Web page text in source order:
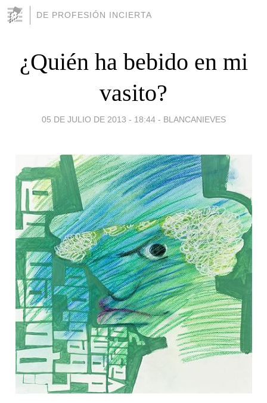
DE PROFESIÓN INCIERTA
¿Quién ha bebido en mi
vasito?
05 DE JULIO DE 2013 - 18:44 - BLANCANIEVES